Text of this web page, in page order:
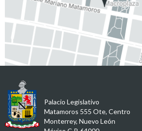
Palacio Legislativo
Matamoros 555 Ote, Centro
Monterrey, Nuevo León